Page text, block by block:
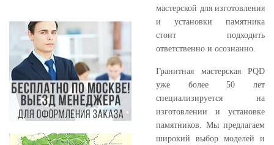
мастерской для изготовления
и установки памятника
стоит подходить
ответственно и осознанно.
Гранитная мастерская PQD
уже более 50 лет
специализируется на
изготовлении и установке
памятников. Мы предлагаем
широкий выбор моделей и